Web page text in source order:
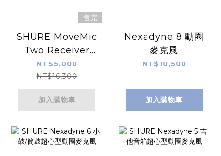
售完
SHURE MoveMic
Two Receiver
KIT 一對二無線領
夾式麥克風套組
NT$5,000
NT$16,300
加入購物車
Nexadyne 8 動圈
麥克風
NT$10,500
加入購物車